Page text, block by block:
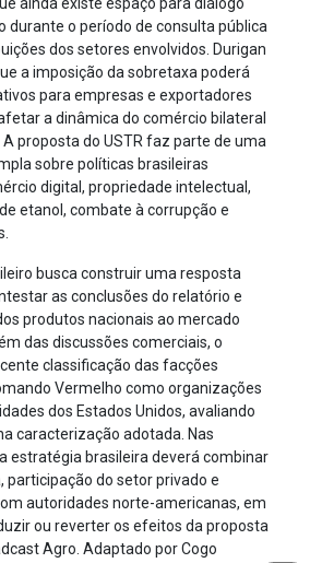
durante o período de consulta pública
dos setores envolvidos. Durigan
a imposição da sobretaxa poderá
para empresas e exportadores
a dinâmica do comércio bilateral
proposta do USTR faz parte de uma
sobre políticas brasileiras
digital, propriedade intelectual,
etanol, combate à corrupção e
busca construir uma resposta
as conclusões do relatório e
produtos nacionais ao mercado
das discussões comerciais, o
classificação das facções
Vermelho como organizações
dos Estados Unidos, avaliando
caracterização adotada. Nas
estratégia brasileira deverá combinar
participação do setor privado e
autoridades norte-americanas, em
ou reverter os efeitos da proposta
Agro. Adaptado por Cogo